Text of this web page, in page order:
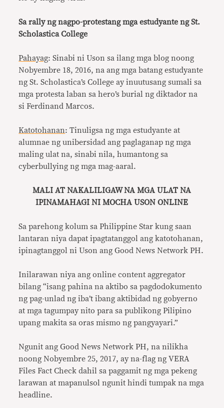
Sa rally ng nagpo-protestang mga estudyante ng St.
Scholastica College
Pahayag: Sinabi ni Uson sa ilang mga blog noong
Nobyembre 18, 2016, na ang mga batang estudyante
ng St. Scholastica’s College ay inuutusang sumali sa
mga protesta laban sa hero’s burial ng diktador na
si Ferdinand Marcos.
Katotohanan: Tinuligsa ng mga estudyante at
alumnae ng unibersidad ang paglaganap ng mga
maling ulat na, sinabi nila, humantong sa
cyberbullying ng mga mag-aaral.
MALI AT NAKALILIGAW NA MGA ULAT NA
IPINAMAHAGI NI MOCHA USON ONLINE
Sa parehong kolum sa Philippine Star kung saan
lantaran niya dapat ipagtatanggol ang katotohanan,
ipinagtanggol ni Uson ang Good News Network PH.
Inilarawan niya ang online content aggregator
bilang “isang pahina na aktibo sa pagdodokumento
ng pag-unlad ng iba’t ibang aktibidad ng gobyerno
at mga tagumpay nito para sa publikong Pilipino
upang makita sa oras mismo ng pangyayari.”
Ngunit ang Good News Network PH, na nilikha
noong Nobyembre 25, 2017, ay na-flag ng VERA
Files Fact Check dahil sa paggamit ng mga pekeng
larawan at mapanulsol ngunit hindi tumpak na mga
headline.